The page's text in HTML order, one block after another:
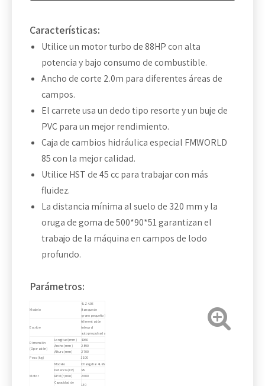
Características:
Utilice un motor turbo de 88HP con alta
potencia y bajo consumo de combustible.
Ancho de corte 2.0m para diferentes áreas de
campos.
El carrete usa un dedo tipo resorte y un buje de
PVC para un mejor rendimiento.
Caja de cambios hidráulica especial FMWORLD
85 con la mejor calidad.
Utilice HST de 45 cc para trabajar con más
fluidez.
La distancia mínima al suelo de 320 mm y la
oruga de goma de 500*90*51 garantizan el
trabajo de la máquina en campos de lodo
profundo.
Parámetros:
Modelo
4LZ-4.0E
(tanque de
grano pequeño)
Escribe
Alimentación
integral
autopropulsada
Dimensión
(Operación)
Longitud (mm)
4960
Ancho (mm)
2890
Altura (mm)
2700
Peso (kg)
3100
Motor
Modelo
Changchai 4L88
Potencia (CV)
88
RPM (r/min)
2600
Capacidad de
130